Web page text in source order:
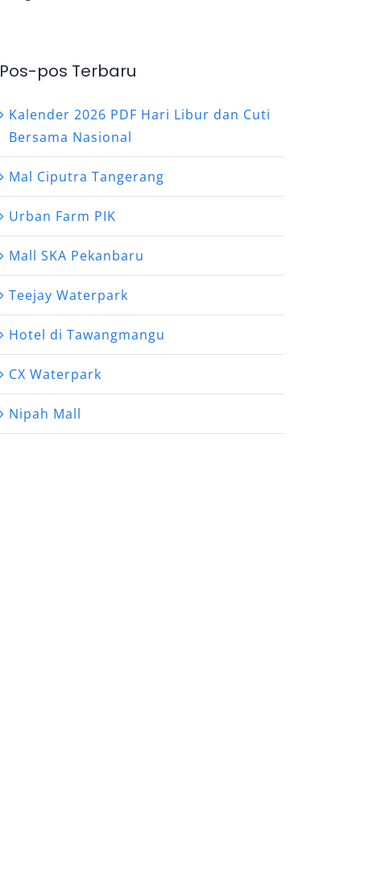
Pos-pos Terbaru
Kalender 2026 PDF Hari Libur dan Cuti
Bersama Nasional
Mal Ciputra Tangerang
Urban Farm PIK
Mall SKA Pekanbaru
Teejay Waterpark
Hotel di Tawangmangu
CX Waterpark
Nipah Mall